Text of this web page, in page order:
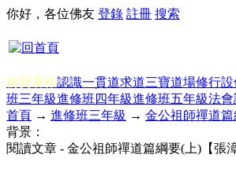
你好，各位佛友 登錄 註冊 搜索
前賢著作認識一貫道求道三寶道場修行設
班三年級進修班四年級進修班五年級法會
首頁 → 進修班三年級 → 金公祖師禪道
背景：
閱讀文章 - 金公祖師禪道篇綱要(上)【張